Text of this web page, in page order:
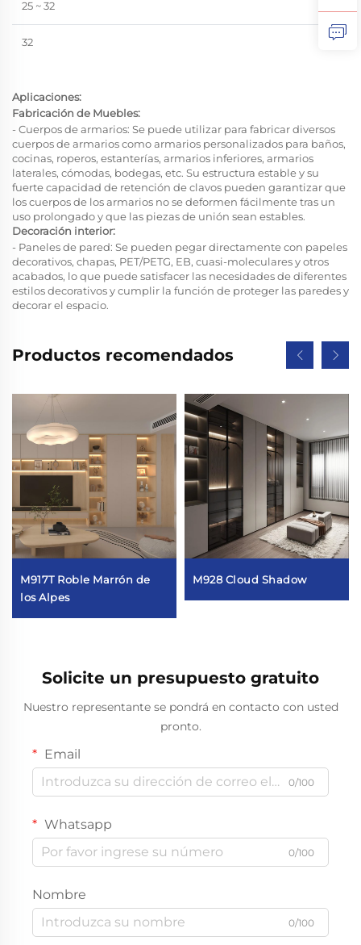
25 ~ 32
32 ≥
Aplicaciones:
Fabricación de Muebles:
- Cuerpos de armarios: Se puede utilizar para fabricar diversos
cuerpos de armarios como armarios personalizados para baños,
cocinas, roperos, estanterías, armarios inferiores, armarios
laterales, cómodas, bodegas, etc. Su estructura estable y su
fuerte capacidad de retención de clavos pueden garantizar que
los cuerpos de los armarios no se deformen fácilmente tras un
uso prolongado y que las piezas de unión sean estables.
Decoración interior:
- Paneles de pared: Se pueden pegar directamente con papeles
decorativos, chapas, PET/PETG, EB, cuasi-moleculares y otros
acabados, lo que puede satisfacer las necesidades de diferentes
estilos decorativos y cumplir la función de proteger las paredes y
decorar el espacio.
Productos recomendados
M917T Roble Marrón de
los Alpes
M928 Cloud Shadow
Solicite un presupuesto gratuito
Nuestro representante se pondrá en contacto con usted
pronto.
Email
0/100
Whatsapp
0/100
Nombre
0/100